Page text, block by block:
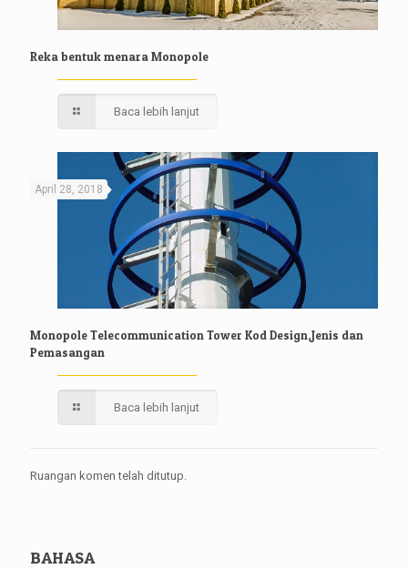
Reka bentuk menara Monopole
Baca lebih lanjut
April 28, 2018
Monopole Telecommunication Tower Kod Design,Jenis dan
Pemasangan
Baca lebih lanjut
Ruangan komen telah ditutup.
BAHASA